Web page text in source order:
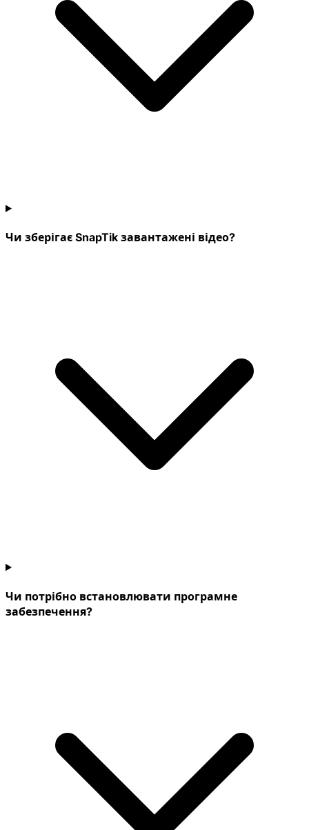
Чи зберігає SnapTik завантажені відео?
Чи потрібно встановлювати програмне
забезпечення?